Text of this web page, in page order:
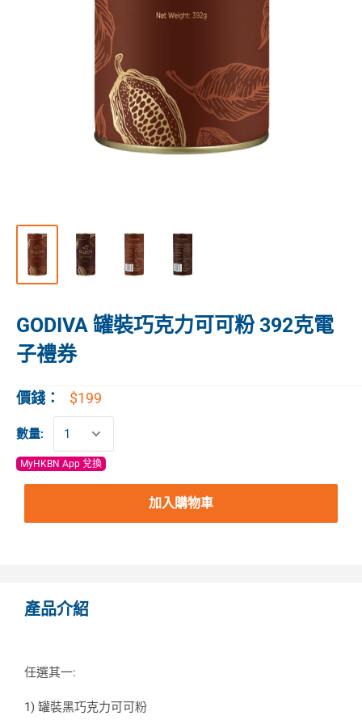
GODIVA 罐裝巧克力可可粉 392克電
子禮券
價錢： $199
數量:
MyHKBN App 兌換
加入購物車
產品介紹
任選其一:
1) 罐裝黑巧克力可可粉